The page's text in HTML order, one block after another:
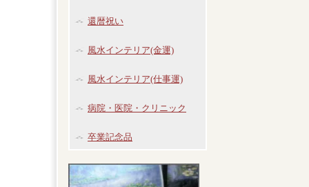
還暦祝い
風水インテリア(金運)
風水インテリア(仕事運)
病院・医院・クリニック
卒業記念品